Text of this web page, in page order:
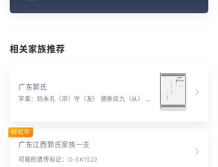
相关家族推荐
广东郭氏
字辈：钧永孔（宗）守（友） 德崇应九（从） 鸣士浩 元亨利贞 仁义礼智 修齐治平 正心诚意 孝悌忠信 明心恪致 听天顺命 遵训承志 静一持己 文章赴试 国奉八康 瑞征盛世
广东江西郭氏家族一支
可能的遗传标记：O-SK1522
研究中